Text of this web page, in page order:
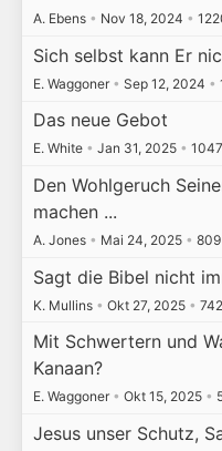
A. Ebens • Nov 18, 2024 •
Sich selbst kann Er
E. Waggoner • Sep 12, 2024 •
Das neue Gebot
E. White • Jan 31, 2025 •
Den Wohlgeruch
machen ...
A. Jones • Mai 24, 2025 •
Sagt die Bibel nicht
K. Mullins • Okt 27, 2025 •
Mit Schwertern und
Kanaan?
E. Waggoner • Okt 15, 2025 •
Jesus unser Schutz,